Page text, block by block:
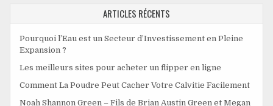
ARTICLES RÉCENTS
Pourquoi l’Eau est un Secteur d’Investissement en Pleine
Expansion ?
Les meilleurs sites pour acheter un flipper en ligne
Comment La Poudre Peut Cacher Votre Calvitie Facilement
Noah Shannon Green – Fils de Brian Austin Green et Megan